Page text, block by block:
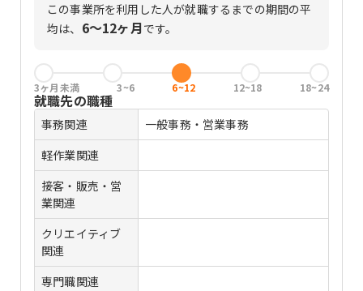
この事業所を利用した人が就職するまでの期間の平
均は、 6〜12ヶ月です。
3ヶ月未満 3~6 6~12 12~18 18~24
就職先の職種
事務関連
一般事務・営業事務
軽作業関連
接客・販売・営
業関連
クリエイティブ
関連
専門職関連